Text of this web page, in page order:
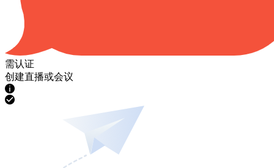
需认证
创建直播或会议